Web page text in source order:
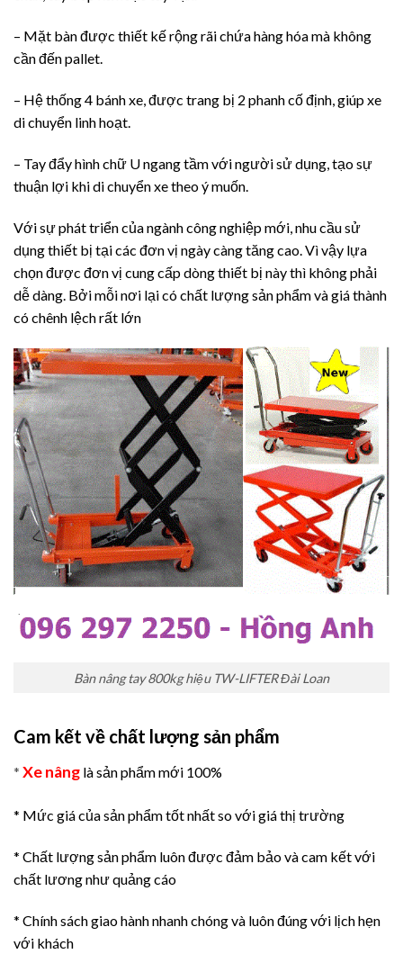
– Mặt bàn được thiết kế rộng rãi chứa hàng hóa mà không
cần đến pallet.
– Hệ thống 4 bánh xe, được trang bị 2 phanh cố định, giúp xe
di chuyển linh hoạt.
– Tay đẩy hình chữ U ngang tầm với người sử dụng, tạo sự
thuận lợi khi di chuyển xe theo ý muốn.
Với sự phát triển của ngành công nghiệp mới, nhu cầu sử
dụng thiết bị tại các đơn vị ngày càng tăng cao. Vì vậy lựa
chọn được đơn vị cung cấp dòng thiết bị này thì không phải
dễ dàng. Bởi mỗi nơi lại có chất lượng sản phẩm và giá thành
có chênh lệch rất lớn
Bàn nâng tay 800kg hiệu TW-LIFTER Đài Loan
Cam kết về chất lượng sản phẩm
* Xe nâng là sản phẩm mới 100%
* Mức giá của sản phẩm tốt nhất so với giá thị trường
* Chất lượng sản phẩm luôn được đảm bảo và cam kết với
chất lương như quảng cáo
* Chính sách giao hành nhanh chóng và luôn đúng với lịch hẹn
với khách